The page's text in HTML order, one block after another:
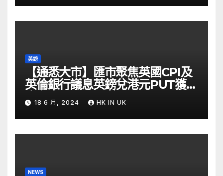
英鎊
【通悉大市】匯市聚焦英國CPI及
英倫銀行議息英鎊兌港元PUT獲資
金留意 – Now 財經
18 6 月, 2024 HK IN UK
NEWS